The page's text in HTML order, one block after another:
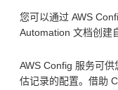
您可以通过 AWS
Automation 文档创建
AWS Config 服务可
估记录的配置。借助